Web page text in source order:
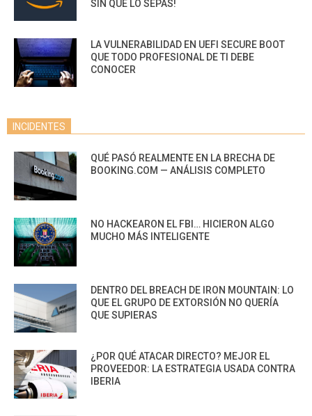
SIN QUE LO SEPAS!
LA VULNERABILIDAD EN UEFI SECURE BOOT
QUE TODO PROFESIONAL DE TI DEBE
CONOCER
INCIDENTES
QUÉ PASÓ REALMENTE EN LA BRECHA DE
BOOKING.COM — ANÁLISIS COMPLETO
NO HACKEARON EL FBI… HICIERON ALGO
MUCHO MÁS INTELIGENTE
DENTRO DEL BREACH DE IRON MOUNTAIN: LO
QUE EL GRUPO DE EXTORSIÓN NO QUERÍA
QUE SUPIERAS
¿POR QUÉ ATACAR DIRECTO? MEJOR EL
PROVEEDOR: LA ESTRATEGIA USADA CONTRA
IBERIA